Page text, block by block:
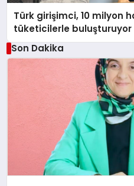
Türk girişimci, 10 milyon
tüketicilerle buluşturuyor
Son Dakika